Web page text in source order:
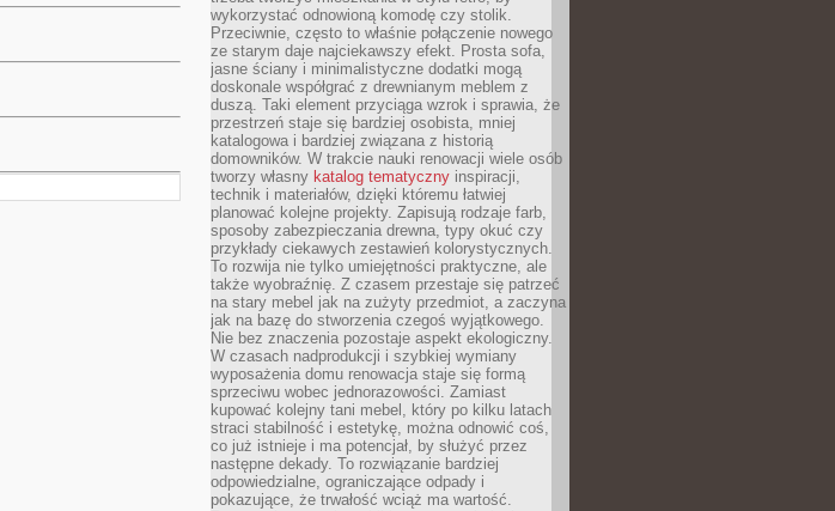
wykorzystać odnowioną komodę czy stolik.
Przeciwnie, często to właśnie połączenie nowego
ze starym daje najciekawszy efekt. Prosta sofa,
jasne ściany i minimalistyczne dodatki mogą
doskonale współgrać z drewnianym meblem z
duszą. Taki element przyciąga wzrok i sprawia, że
przestrzeń staje się bardziej osobista, mniej
katalogowa i bardziej związana z historią
domowników. W trakcie nauki renowacji wiele osób
tworzy własny katalog tematyczny inspiracji,
technik i materiałów, dzięki któremu łatwiej
planować kolejne projekty. Zapisują rodzaje farb,
sposoby zabezpieczania drewna, typy okuć czy
przykłady ciekawych zestawień kolorystycznych.
To rozwija nie tylko umiejętności praktyczne, ale
także wyobraźnię. Z czasem przestaje się patrzeć
na stary mebel jak na zużyty przedmiot, a zaczyna
jak na bazę do stworzenia czegoś wyjątkowego.
Nie bez znaczenia pozostaje aspekt ekologiczny.
W czasach nadprodukcji i szybkiej wymiany
wyposażenia domu renowacja staje się formą
sprzeciwu wobec jednorazowości. Zamiast
kupować kolejny tani mebel, który po kilku latach
straci stabilność i estetykę, można odnowić coś,
co już istnieje i ma potencjał, by służyć przez
następne dekady. To rozwiązanie bardziej
odpowiedzialne, ograniczające odpady i
pokazujące, że trwałość wciąż ma wartość.